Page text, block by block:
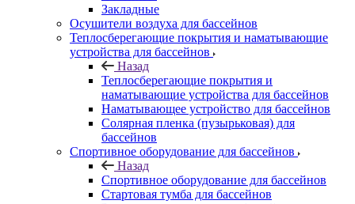
Закладные
Осушители воздуха для бассейнов
Теплосберегающие покрытия и наматывающие
устройства для бассейнов
Назад
Теплосберегающие покрытия и
наматывающие устройства для бассейнов
Наматывающее устройство для бассейнов
Солярная пленка (пузырьковая) для
бассейнов
Спортивное оборудование для бассейнов
Назад
Спортивное оборудование для бассейнов
Стартовая тумба для бассейнов